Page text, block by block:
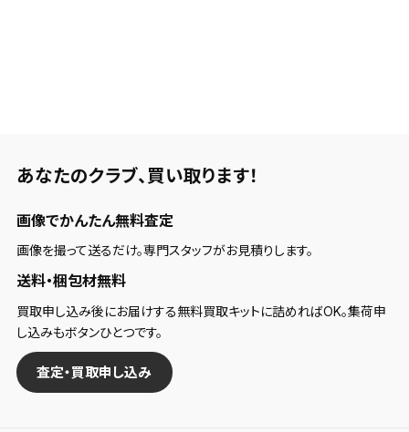
あなたのクラブ、 買い取ります！
画像でかんたん無料査定
画像を撮って送るだけ。専門スタッフがお見積りします。
送料・梱包材無料
買取申し込み後にお届けする無料買取キットに詰めればOK。集荷申
し込みもボタンひとつです。
査定・買取申し込み